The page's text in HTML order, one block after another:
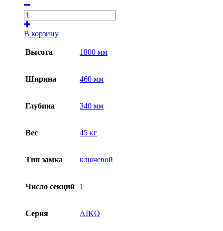
В корзину
Высота 1800 мм
Ширина 460 мм
Глубина 340 мм
Вес 45 кг
Тип замка ключевой
Число секций 1
Серия AIKO